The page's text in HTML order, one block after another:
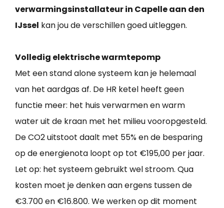
verwarmingsinstallateur in Capelle aan den
IJssel kan jou de verschillen goed uitleggen.
Volledig elektrische warmtepomp
Met een stand alone systeem kan je helemaal
van het aardgas af. De HR ketel heeft geen
functie meer: het huis verwarmen en warm
water uit de kraan met het milieu vooropgesteld.
De CO2 uitstoot daalt met 55% en de besparing
op de energienota loopt op tot €195,00 per jaar.
Let op: het systeem gebruikt wel stroom. Qua
kosten moet je denken aan ergens tussen de
€3.700 en €16.800. We werken op dit moment